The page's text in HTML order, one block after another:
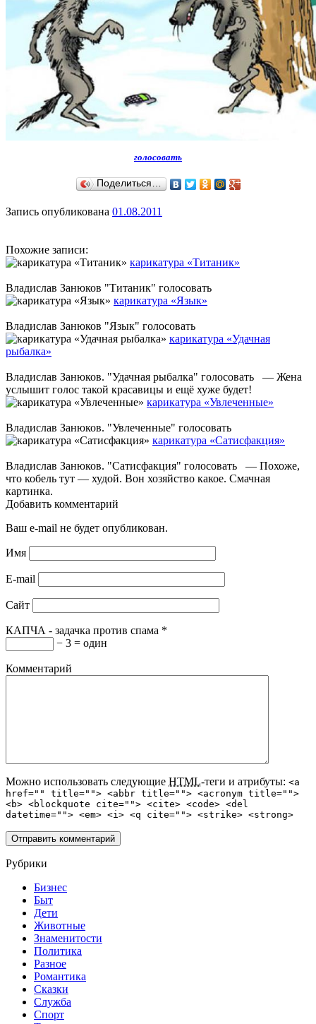
голосовать
Поделиться…
Запись опубликована 01.08.2011
Похожие записи:
карикатура «Титаник»
Владислав Занюков "Титаник" голосовать
карикатура «Язык»
Владислав Занюков "Язык" голосовать
карикатура «Удачная
рыбалка»
Владислав Занюков. "Удачная рыбалка" голосовать — Жена
услышит голос такой красавицы и ещё хуже будет!
карикатура «Увлеченные»
Владислав Занюков. "Увлеченные" голосовать
карикатура «Сатисфакция»
Владислав Занюков. "Сатисфакция" голосовать — Похоже,
что кобель тут — худой. Вон хозяйство какое. Смачная
картинка.
Добавить комментарий
Ваш e-mail не будет опубликован.
Имя
E-mail
Сайт
КАПЧА - задачка против спама *
− 3 = один
Комментарий
Можно использовать следующие HTML-теги и атрибуты: <a
href="" title=""> <abbr title=""> <acronym title="">
<b> <blockquote cite=""> <cite> <code> <del
datetime=""> <em> <i> <q cite=""> <strike> <strong>
Рубрики
Бизнес
Быт
Дети
Животные
Знаменитости
Политика
Разное
Романтика
Сказки
Служба
Спорт